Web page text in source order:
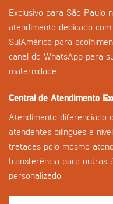
Exclusivo para São Paulo
atendimento dedicado
SulAmérica para
canal de WhatsApp para
maternidade.
Central de Atendimento
Atendimento diferenciado
atendentes bilíngues e
tratadas pelo mesmo
transferência para outras
personalizado.